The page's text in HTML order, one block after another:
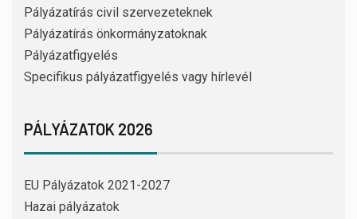
Pályázatírás civil szervezeteknek
Pályázatírás önkormányzatoknak
Pályázatfigyelés
Specifikus pályázatfigyelés vagy hírlevél
PÁLYÁZATOK 2026
EU Pályázatok 2021-2027
Hazai pályázatok